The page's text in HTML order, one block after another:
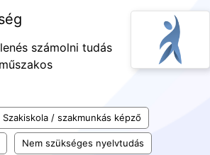
számolni tudás
Szakiskola / szakmunkás képző
Nem szükséges nyelvtudás